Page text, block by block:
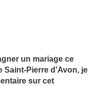
un mariage ce
Saint-Pierre d'Avon, je
sur cet